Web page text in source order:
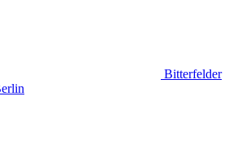
Bitterfelder